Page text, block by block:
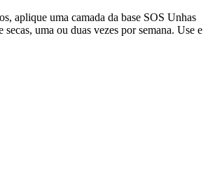
aplique uma camada da base SOS Unhas
secas, uma ou duas vezes por semana. Use e